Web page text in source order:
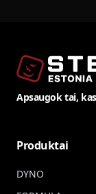
Apsaugok tai,
Produktai
DYNO